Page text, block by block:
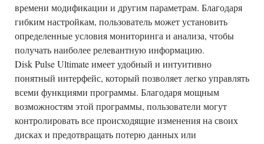
времени модификации и другим параметрам. Благодаря
гибким настройкам, пользователь может установить
определенные условия мониторинга и анализа, чтобы
получать наиболее релевантную информацию.
Disk Pulse Ultimate имеет удобный и интуитивно
понятный интерфейс, который позволяет легко управлять
всеми функциями программы. Благодаря мощным
возможностям этой программы, пользователи могут
контролировать все происходящие изменения на своих
дисках и предотвращать потерю данных или